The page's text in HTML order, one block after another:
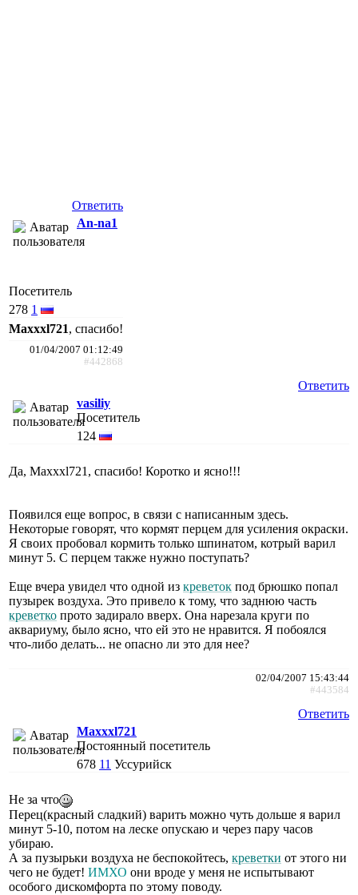
Ответить
An-na1
Посетитель
278 1
Maxxxl721, спасибо!
01/04/2007 01:12:49
#442868
Ответить
vasiliy
Посетитель
124
Да, Maxxxl721, спасибо! Коротко и ясно!!!
Появился еще вопрос, в связи с написанным здесь.
Некоторые говорят, что кормят перцем для усиления окраски.
Я своих пробовал кормить только шпинатом, котрый варил
минут 5. С перцем также нужно поступать?
Еще вчера увидел что одной из креветок под брюшко попал
пузырек воздуха. Это привело к тому, что заднюю часть
креветко прото задирало вверх. Она нарезала круги по
аквариуму, было ясно, что ей это не нравится. Я побоялся
что-либо делать... не опасно ли это для нее?
02/04/2007 15:43:44
#443584
Ответить
Maxxxl721
Постоянный посетитель
678 11 Уссурийск
Не за что
Перец(красный сладкий) варить можно чуть дольше я варил
минут 5-10, потом на леске опускаю и через пару часов
убираю.
А за пузырьки воздуха не беспокойтесь, креветки от этого ни
чего не будет! ИМХО они вроде у меня не испытывают
особого дискомфорта по этому поводу.